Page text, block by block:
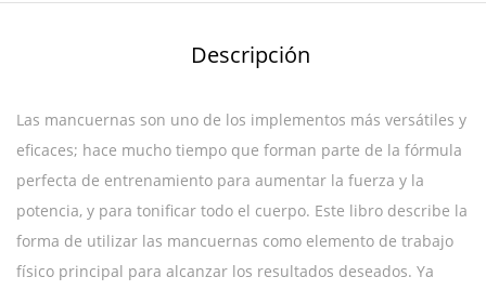
Descripción
Las mancuernas son uno de los implementos más versátiles y
eficaces; hace mucho tiempo que forman parte de la fórmula
perfecta de entrenamiento para aumentar la fuerza y la
potencia, y para tonificar todo el cuerpo. Este libro describe la
forma de utilizar las mancuernas como elemento de trabajo
físico principal para alcanzar los resultados deseados. Ya